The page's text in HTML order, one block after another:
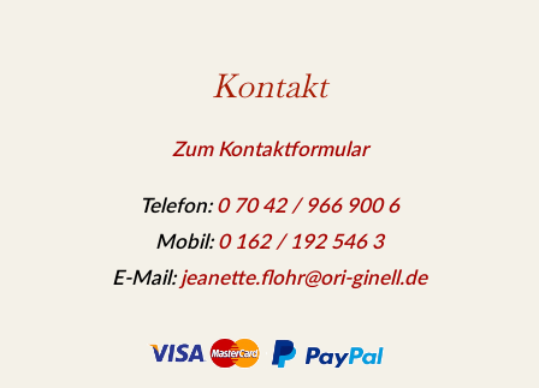
Kontakt
Zum Kontaktformular
Telefon:0 70 42 / 966 900 6
Mobil:0 162 / 192 546 3
E-Mail: jeanette.flohr@ori-ginell.de